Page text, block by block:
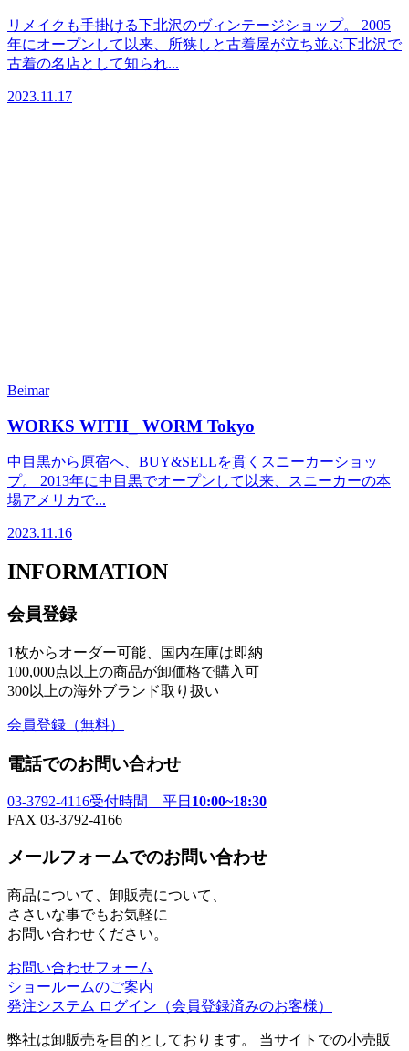
リメイクも手掛ける下北沢のヴィンテージショップ。 2005
年にオープンして以来、所狭しと古着屋が立ち並ぶ下北沢で
古着の名店として知られ...
2023.11.17
Beimar
WORKS WITH_ WORM Tokyo
中目黒から原宿へ、BUY&SELLを貫くスニーカーショッ
プ。 2013年に中目黒でオープンして以来、スニーカーの本
場アメリカで...
2023.11.16
INFORMATION
会員登録
1枚からオーダー可能、国内在庫は即納
100,000点以上の商品が卸価格で購入可
300以上の海外ブランド取り扱い
会員登録 （無料）
電話でのお問い合わせ
03-3792-4116受付時間 平日 10:00~18:30
FAX 03-3792-4166
メールフォームでのお問い合わせ
商品について、卸販売について、
ささいな事でもお気軽に
お問い合わせください。
お問い合わせフォーム
ショールームのご案内
発注システム ログイン （会員登録済みのお客様）
弊社は卸販売を目的としております。 当サイトでの小売販